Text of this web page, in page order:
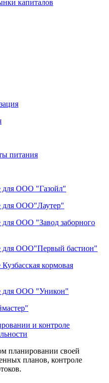
капиталов
питания
для ООО "Газойл"
для ООО"Лаутер"
для ООО "Завод заборного
для ООО"Первый бастион"
кормовая
для ООО "Уникон"
и контроле
планировании своей
планов, контроле